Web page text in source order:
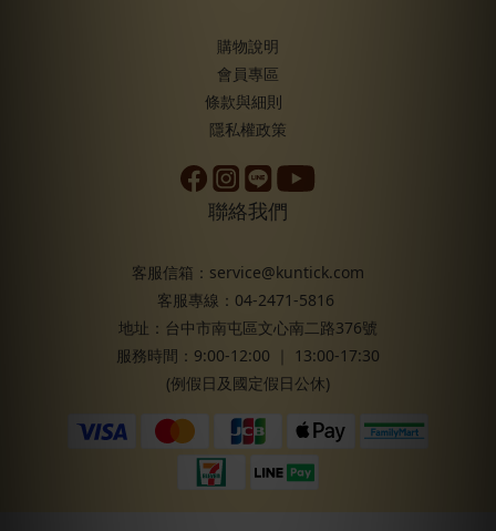
購物說明
會員專區
條款與細則
隱私權政策
聯絡我們
客服信箱：service@kuntick.com
客服專線：04-2471-5816
地址：台中市南屯區文心南二路376號
服務時間：9:00-12:00 ｜ 13:00-17:30
(例假日及國定假日公休)